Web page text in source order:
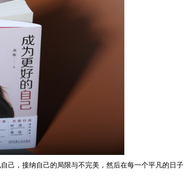
己，接纳自己的局限与不完美，然后在每一个平凡的日子